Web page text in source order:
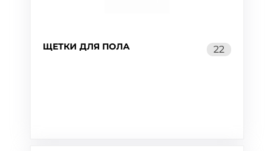
ЩЕТКИ ДЛЯ ПОЛА 22